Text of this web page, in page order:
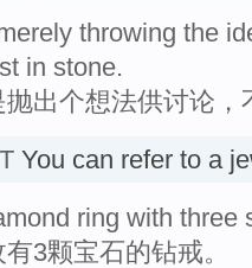
throwing the
in stone.
抛出个想法供讨论，
You can refer to a
ring with three
3颗宝石的钻戒。